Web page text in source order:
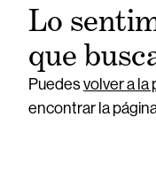
Lo
que
Puedesvolver a la
encontrar la